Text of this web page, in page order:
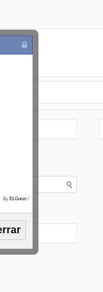
By ELGonzi /